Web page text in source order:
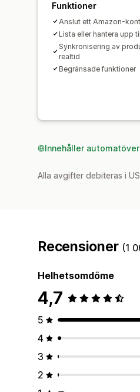
Funktioner
Anslut ett Amazon-
Lista eller hantera upp
Synkronisering av
realtid
Begränsade funktioner
Innehåller
Alla avgifter debiteras i
Recensioner (1
Helhetsomdöme
4,7
5
4
3
2